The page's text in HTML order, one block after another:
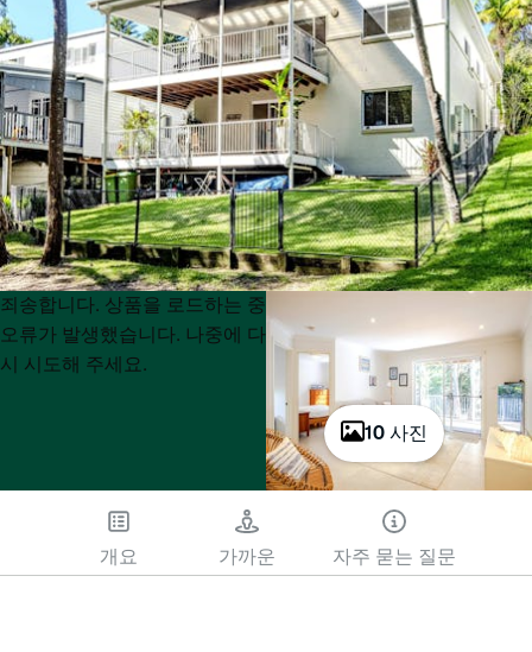
10 사진
Product
List
Product
List
죄송합니다. 상품을 로드하는 중
오류가 발생했습니다. 나중에 다
시 시도해 주세요.
개요 가까운 자주 묻는 질문